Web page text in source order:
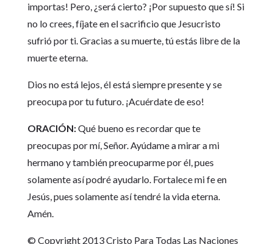
importas! Pero, ¿será cierto? ¡Por supuesto que sí! Si
no lo crees, fíjate en el sacrificio que Jesucristo
sufrió por ti. Gracias a su muerte, tú estás libre de la
muerte eterna.
Dios no está lejos, él está siempre presente y se
preocupa por tu futuro. ¡Acuérdate de eso!
ORACIÓN:Qué bueno es recordar que te
preocupas por mí, Señor. Ayúdame a mirar a mi
hermano y también preocuparme por él, pues
solamente así podré ayudarlo. Fortalece mi fe en
Jesús, pues solamente así tendré la vida eterna.
Amén.
© Copyright 2013 Cristo Para Todas Las Naciones